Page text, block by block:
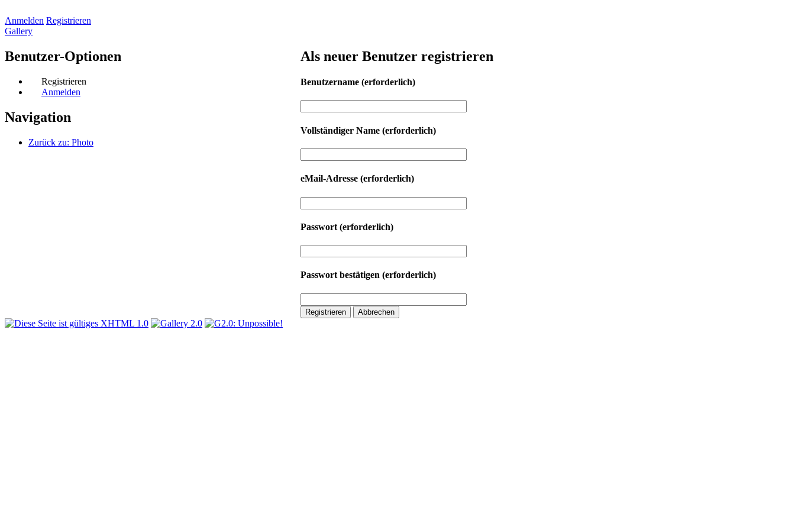
Anmelden Registrieren
Gallery
Benutzer-Optionen
Registrieren
Anmelden
Navigation
Zurück zu: Photo
Als neuer Benutzer registrieren
Benutzername (erforderlich)
Vollständiger Name (erforderlich)
eMail-Adresse (erforderlich)
Passwort (erforderlich)
Passwort bestätigen (erforderlich)